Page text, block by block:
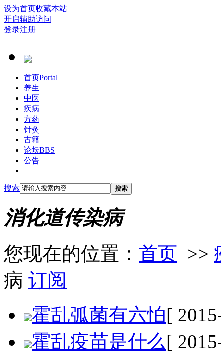
设为首页收藏本站
开启辅助访问
登录注册
首页Portal
养生
中医
疾病
方药
针灸
古籍
论坛BBS
公告
搜索 搜索
消化道传染病
您现在的位置： 首页 >>
病 订阅
霍乱弧菌有六怕[
霍乱疫苗是什么[